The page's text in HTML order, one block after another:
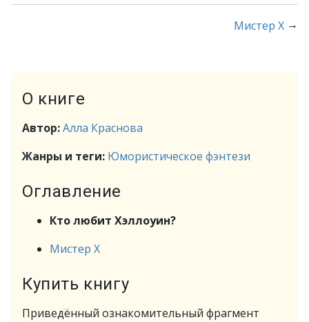
Мистер Х →
О книге
Автор:Алла Краснова
Жанры и теги: Юмористическое фэнтези
Оглавление
Кто любит Хэллоуин?
Мистер Х
Купить книгу
Приведённый ознакомительный фрагмент